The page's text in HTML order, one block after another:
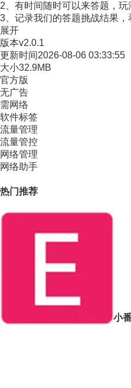
2、有时间随时可以来答题，玩
3、记录我们的答题挑战结果，
展开
版本v2.0.1
更新时间2026-08-06 03:33:55
大小32.9MB
官方版
无广告
需网络
软件标签
流量管理
流量管控
网络管理
网络助手
热门推荐
小